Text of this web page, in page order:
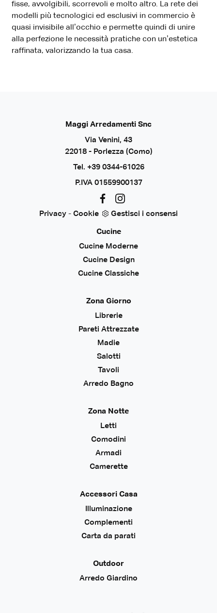
fisse, avvolgibili, scorrevoli e molto altro. La rete dei
modelli più tecnologici ed esclusivi in commercio è
quasi invisibile all’occhio e permette quindi di unire
alla perfezione le necessità pratiche con un’estetica
raffinata, valorizzando la tua casa.
Maggi Arredamenti Snc
Via Venini, 43
22018 - Porlezza (Como)
Tel. +39 0344-61026
P.IVA 01559900137
Privacy - Cookie Gestisci i consensi
Cucine
Cucine Moderne
Cucine Design
Cucine Classiche
Zona Giorno
Librerie
Pareti Attrezzate
Madie
Salotti
Tavoli
Arredo Bagno
Zona Notte
Letti
Comodini
Armadi
Camerette
Accessori Casa
Illuminazione
Complementi
Carta da parati
Outdoor
Arredo Giardino